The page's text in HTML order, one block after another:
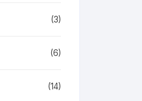
(3)
(6)
(14)